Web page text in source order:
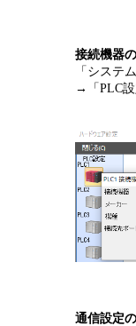
接続機器
「システ
→「PLC
通信設定